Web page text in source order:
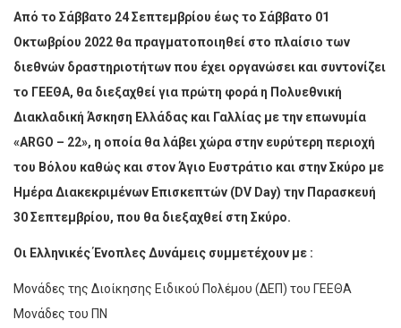
Από το Σάββατο 24 Σεπτεμβρίου έως το Σάββατο 01
Οκτωβρίου 2022 θα πραγματοποιηθεί στο πλαίσιο των
διεθνών δραστηριοτήτων που έχει οργανώσει και συντονίζει
το ΓΕΕΘΑ, θα διεξαχθεί για πρώτη φορά η Πολυεθνική
Διακλαδική Άσκηση Ελλάδας και Γαλλίας με την επωνυμία
«ARGO – 22», η οποία θα λάβει χώρα στην ευρύτερη περιοχή
του Βόλου καθώς και στον Άγιο Ευστράτιο και στην Σκύρο με
Ημέρα Διακεκριμένων Επισκεπτών (DV Day) την Παρασκευή
30 Σεπτεμβρίου, που θα διεξαχθεί στη Σκύρο.
Οι Ελληνικές Ένοπλες Δυνάμεις συμμετέχουν με :
Μονάδες της Διοίκησης Ειδικού Πολέμου (ΔΕΠ) του ΓΕΕΘΑ
Μονάδες του ΠΝ